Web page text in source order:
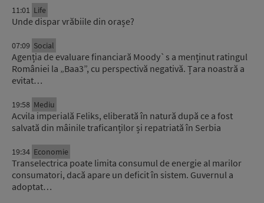
11:01 Life
Unde dispar vrăbiile din orașe?
07:09 Social
Agenția de evaluare financiară Moody`s a menținut ratingul
României la „Baa3”, cu perspectivă negativă. Țara noastră a
evitat…
19:58 Mediu
Acvila imperială Feliks, eliberată în natură după ce a fost
salvată din mâinile traficanților și repatriată în Serbia
19:34 Economie
Transelectrica poate limita consumul de energie al marilor
consumatori, dacă apare un deficit în sistem. Guvernul a
adoptat…